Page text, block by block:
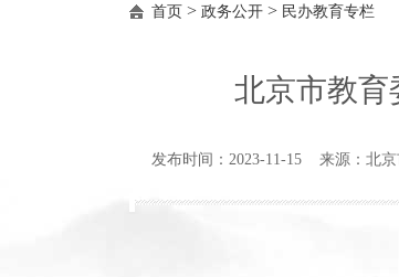
首页 > 政务公开 > 民办教育专栏
北京市教育
发布时间：2023-11-15 来源：北京